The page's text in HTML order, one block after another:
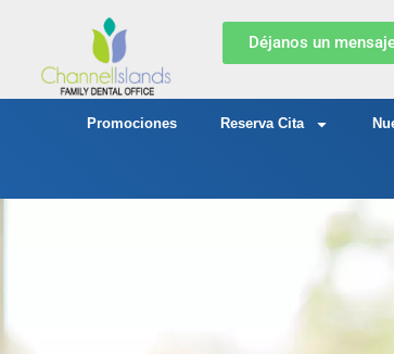
Déjanos un
Promociones Reserva Cita